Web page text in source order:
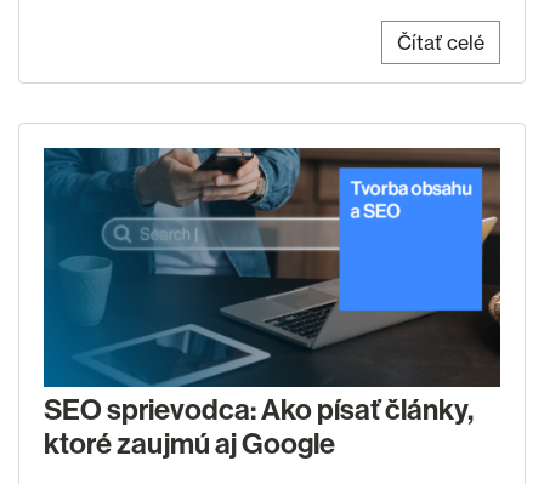
Čítať celé
SEO sprievodca: Ako písať články,
ktoré zaujmú aj Google